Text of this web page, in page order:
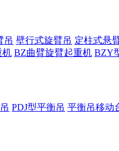
吊 壁行式旋臂吊 定柱式悬
机 BZ曲臂旋臂起重机 BZY
PDJ型平衡吊 平衡吊移动